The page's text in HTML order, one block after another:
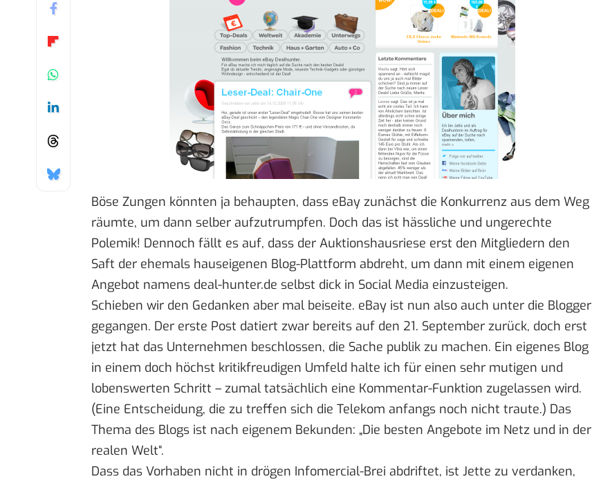
Böse Zungen könnten ja behaupten, dass eBay zunächst die Konkurrenz aus dem Weg
räumte, um dann selber aufzutrumpfen. Doch das ist hässliche und ungerechte
Polemik! Dennoch fällt es auf, dass der Auktionshausriese erst den Mitgliedern den
Saft der ehemals hauseigenen Blog-Plattform abdreht, um dann mit einem eigenen
Angebot namens deal-hunter.de selbst dick in Social Media einzusteigen.
Schieben wir den Gedanken aber mal beiseite. eBay ist nun also auch unter die Blogger
gegangen. Der erste Post datiert zwar bereits auf den 21. September zurück, doch erst
jetzt hat das Unternehmen beschlossen, die Sache publik zu machen. Ein eigenes Blog
in einem doch höchst kritikfreudigen Umfeld halte ich für einen sehr mutigen und
lobenswerten Schritt – zumal tatsächlich eine Kommentar-Funktion zugelassen wird.
(Eine Entscheidung, die zu treffen sich die Telekom anfangs noch nicht traute.) Das
Thema des Blogs ist nach eigenem Bekunden: „Die besten Angebote im Netz und in der
realen Welt“.
Dass das Vorhaben nicht in drögen Infomercial-Brei abdriftet, ist Jette zu verdanken,